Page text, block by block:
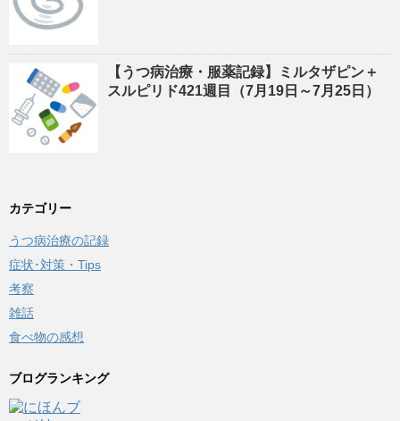
【うつ病治療・服薬記録】ミルタザピン＋
スルピリド421週目（7月19日～7月25日）
カテゴリー
うつ病治療の記録
症状･対策・Tips
考察
雑話
食べ物の感想
ブログランキング